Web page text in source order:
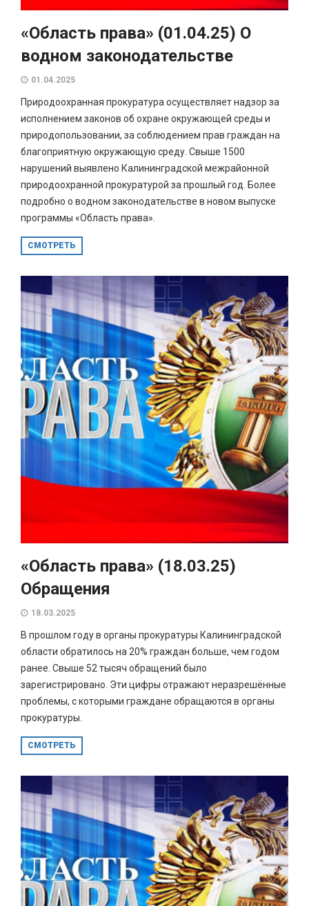
«Область права» (01.04.25) О
водном законодательстве
01.04.2025
Природоохранная прокуратура осуществляет надзор за
исполнением законов об охране окружающей среды и
природопользовании, за соблюдением прав граждан на
благоприятную окружающую среду. Свыше 1500
нарушений выявлено Калининградской межрайонной
природоохранной прокуратурой за прошлый год. Более
подробно о водном законодательстве в новом выпуске
программы «Область права».
СМОТРЕТЬ
«Область права» (18.03.25)
Обращения
18.03.2025
В прошлом году в органы прокуратуры Калининградской
области обратилось на 20% граждан больше, чем годом
ранее. Свыше 52 тысяч обращений было
зарегистрировано. Эти цифры отражают неразрешённые
проблемы, с которыми граждане обращаются в органы
прокуратуры.
СМОТРЕТЬ